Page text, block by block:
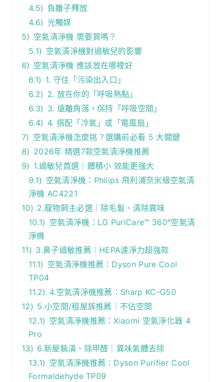
4.5) 負離子釋放
4.6) 光觸媒
5) 空氣清淨機 需要買嗎？
5.1) 空氣清淨機對過敏兒的影響
6) 空氣清淨機 應該放在哪裡好
6.1) 1. 守住「污染出入口」
6.2) 2. 放在你的「呼吸熱點」
6.3) 3. 遠離角落，保持「呼吸空間」
6.4) 4. 搭配「冷氣」或「電風扇」
7) 空氣清淨機怎麼挑？選購前必看 5 大關鍵
8) 2026年 精選7款空氣清淨機推薦
9) 1.過敏兒首選｜體積小 效能更強大
9.1) 空氣清淨機：Philips 飛利浦奈米級空氣清
淨機 AC4221
10) 2.寵物飼主必選｜除毛髮、清除異味
10.1) 空氣清淨機：LG PuriCare™ 360°空氣清
淨機
11) 3.鼻子過敏推薦｜HEPA濾淨力超強款
11.1) 空氣清淨機推薦：Dyson Pure Cool
TP04
11.2) 4.空氣清淨機推薦：Sharp KC-G50
12) 5.小空間/租屋族推薦｜不佔空間
12.1) 空氣清淨機推薦：Xiaomi 空氣淨化器 4
Pro
13) 6.新屋裝潢、除甲醛｜異味氣體去除
13.1) 空氣清淨機推薦：Dyson Purifier Cool
Formaldehyde TP09